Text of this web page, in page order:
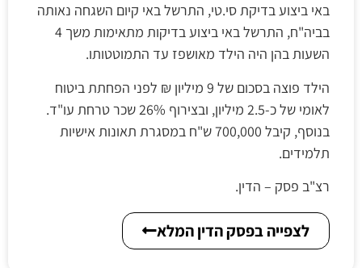
באי ביצוע בדיקת סי.טי, התרשל באי קיום השגחה נאותה
בביה"ח, התרשל באי ביצוע בדיקות מתאימות משך 4
השעות בהן היה הילד מאושפז עד התמוטטותו.
הילד פוצה בסכום של 9 מיליון ₪ לפני הפחתת ביטוח
לאומי של כ-2.5 מיליון, ובצירוף 26% שכר טרחת עו"ד.
בנוסף, קיבל 700,000 ש"ח במסגרת תאונות אישיות
תלמידים.
רצ"ב פסק – הדין.
לצפייה בפסק הדין המלא